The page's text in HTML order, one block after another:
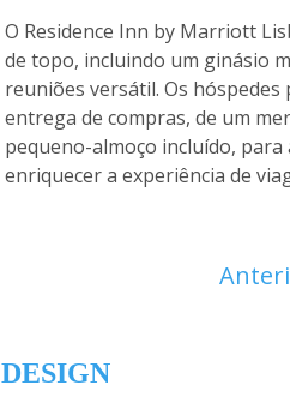
O Residence Inn by Marriott
de topo, incluindo um ginásio
reuniões versátil. Os
entrega de compras, de um
pequeno-almoço incluído,
enriquecer a experiência de
DESIGN